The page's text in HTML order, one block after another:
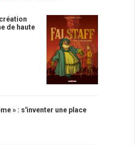
de haute
» : s'inventer une place